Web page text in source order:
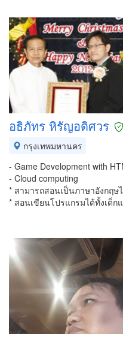
อธิภัทร หิรัญอดิศวร
กรุงเทพมหานคร
- Game Development with
- Cloud computing
* สามารถสอนเป็นภาษาอังกฤษ
* สอนเขียนโปรแกรมได้ทั้งเด็